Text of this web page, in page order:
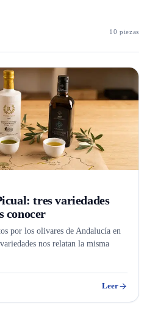
10 piezas
tres variedades
conocer
por los olivares de Andalucía en
nos relatan la misma
Leer